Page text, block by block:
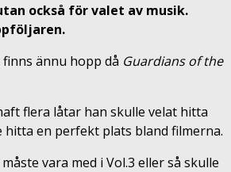
också för valet av musik.
ännu hopp då Guardians of the
flera låtar han skulle velat hitta
hitta en perfekt plats bland filmerna.
vara med i Vol.3 eller så skulle